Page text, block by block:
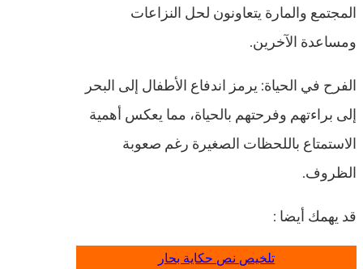
المجتمع والمارة يتعاونون لحل النزاعات
ومساعدة الآخرين.
الفرح في الحياة: يرمز اندفاع الأطفال إلى البحر
إلى براءتهم وفرحتهم بالحياة، مما يعكس أهمية
الاستمتاع باللحظات الصغيرة رغم صعوبة
الظروف.
قد يهمك أيضا :
تلخيص نص حكاية بحار